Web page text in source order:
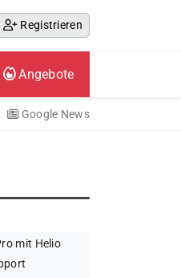
Registrieren
Angebote
Google News
mit Helio